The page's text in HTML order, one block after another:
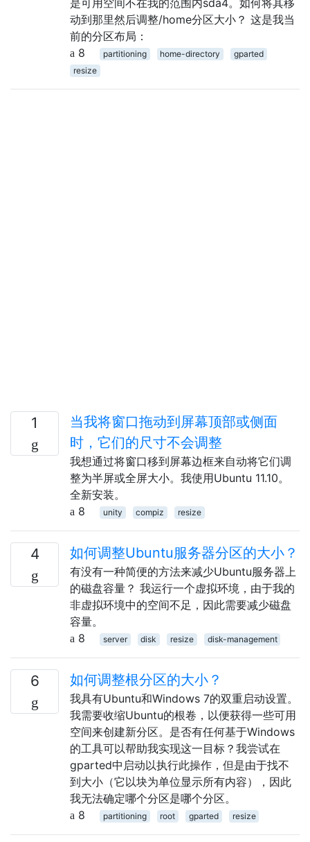
动到那里然后调整/home分区大小？ 这是我当
前的分区布局：
8
partitioning home-directory
gparted
resize
1
当我将窗口拖动到屏幕顶部或侧面
时，它们的尺寸不会调整
我想通过将窗口移到屏幕边框来自动将它们调
整为半屏或全屏大小。我使用Ubuntu 11.10。
全新安装。
8
unity compiz resize
4 如何调整Ubuntu服务器分区的大小？
有没有一种简便的方法来减少Ubuntu服务器上
的磁盘容量？ 我运行一个虚拟环境，由于我的
非虚拟环境中的空间不足，因此需要减少磁盘
容量。
8
server disk resize disk-management
6 如何调整根分区的大小？
我具有Ubuntu和Windows 7的双重启动设置。
我需要收缩Ubuntu的根卷，以便获得一些可用
空间来创建新分区。是否有任何基于Windows
的工具可以帮助我实现这一目标？我尝试在
gparted中启动以执行此操作，但是由于找不
到大小（它以块为单位显示所有内容），因此
我无法确定哪个分区是哪个分区。
8
partitioning root gparted resize